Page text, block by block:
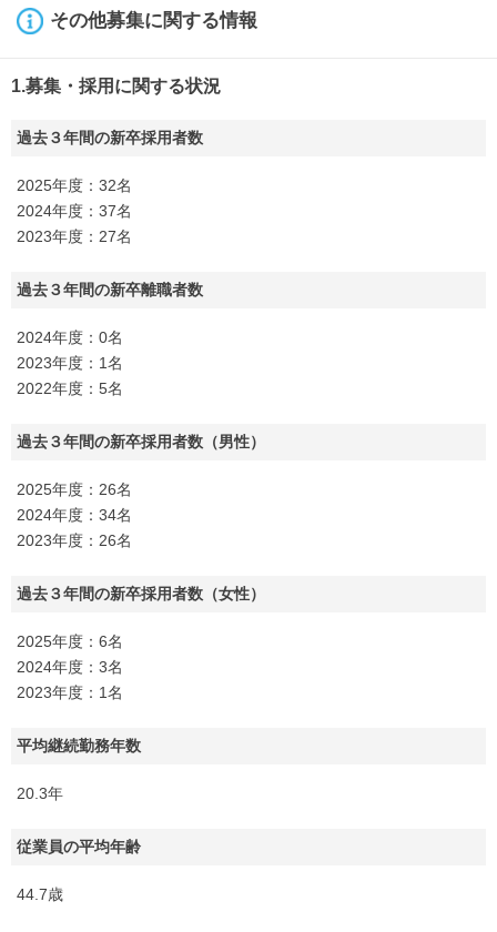
その他募集に関する情報
1.募集・採用に関する状況
過去３年間の新卒採用者数
2025年度：32名
2024年度：37名
2023年度：27名
過去３年間の新卒離職者数
2024年度：0名
2023年度：1名
2022年度：5名
過去３年間の新卒採用者数（男性）
2025年度：26名
2024年度：34名
2023年度：26名
過去３年間の新卒採用者数（女性）
2025年度：6名
2024年度：3名
2023年度：1名
平均継続勤務年数
20.3年
従業員の平均年齢
44.7歳